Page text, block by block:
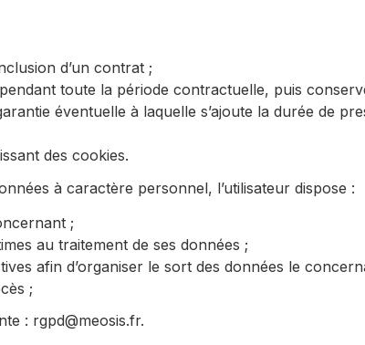
d’un contrat ;
toute la période contractuelle, puis
éventuelle à laquelle s’ajoute la durée de
des cookies.
à caractère personnel, l’utilisateur dispose :
;
au traitement de ses données ;
afin d’organiser le sort des données le
;
: rgpd@meosis.fr.